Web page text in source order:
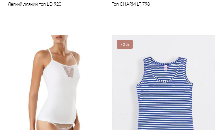
Легкий лляний топ LD 920 Топ CHARM LT 798
70%